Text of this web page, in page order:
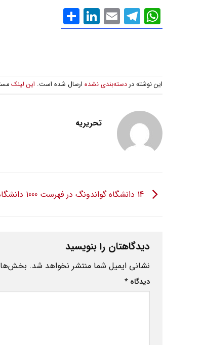
WhatsApp
Telegram
Email
LinkedIn
گذاری
این نوشته دردسته‌بندی نشده ارسال شده است. این لینک
تحریریه
دیدگاهتان را بنویسید
نشانی ایمیل شما منتشر نخواهد شد.
دیدگاه *